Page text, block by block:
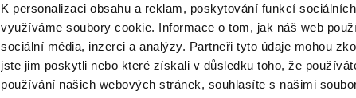
K personalizaci obsahu a reklam, poskytování funkcí
využíváme soubory cookie. Informace o tom, jak náš web
sociální média, inzerci a analýzy. Partneři tyto údaje mohou
jste jim poskytli nebo které získali v důsledku toho, že
používání našich webových stránek, souhlasíte s našimi